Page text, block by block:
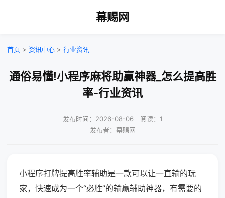
幕赐网
首页 > 资讯中心 > 行业资讯
通俗易懂!小程序麻将助赢神器_怎么提高胜
率-行业资讯
发布时间：2026-08-06｜阅读：1
发布者：幕赐网
小程序打牌提高胜率辅助是一款可以让一直输的玩
家，快速成为一个“必胜”的输赢辅助神器，有需要的